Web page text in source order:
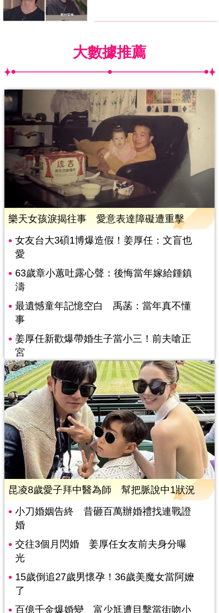
大數據推薦
樂天女孩淚揭往事 愛意表達障礙遭重擊
女友台大3碩1博爆造假！姜厚任：文盲也
愛
63歲章小蕙吐露心聲：後悔當年嫁給鍾鎮
濤
最遺憾童年記憶空白 禹菡：當年真不懂
事
姜厚任新歡爆帶婚生子當小三！前夫嗆正
宮
昆凌8歲愛子拜中醫為師 幫把脈說中1狀況
小刀婚姻告終 昔砸百萬辦婚禮找連戰證
婚
交往3個月閃婚 姜厚任女友前夫身分曝
光
15歲倒追27歲男懷孕！36歲美魔女當阿嬤
了
百億千金爆婚變 富少尪遭目擊當街吻小